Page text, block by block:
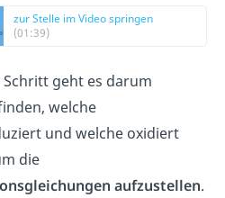
zur Stelle im Video springen
(01:39)
geht es darum
welche
und welche oxidiert
die
aufzustellen.